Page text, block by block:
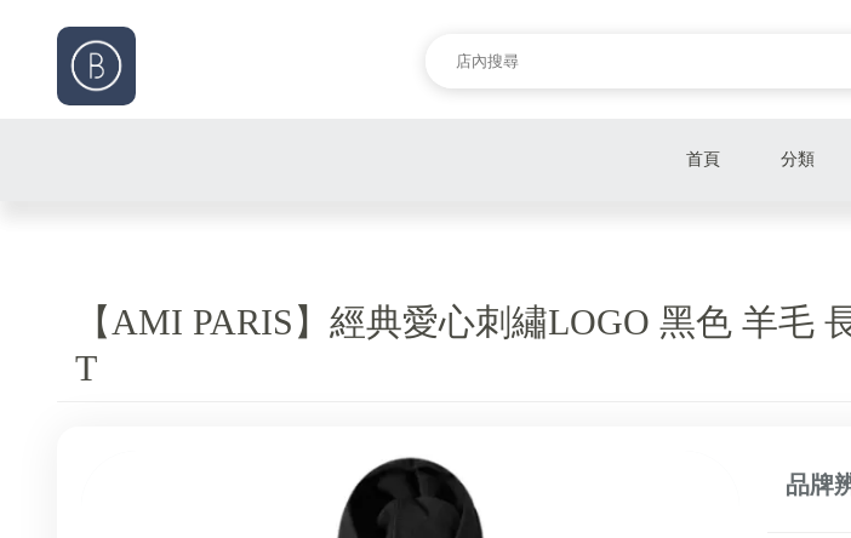
首頁 分類
FENDI
【AMI PARIS】經典愛心刺繡LOGO 黑色 羊毛
T
品牌